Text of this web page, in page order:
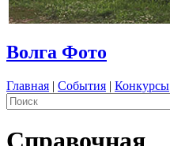
Волга Фото
Главная | События | Конкурсы